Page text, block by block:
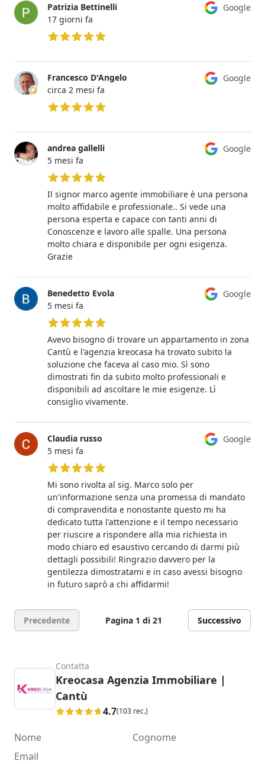
Google
Patrizia Bettinelli
17 giorni fa
Google
Francesco D'Angelo
circa 2 mesi fa
Google
andrea gallelli
5 mesi fa
5 su 5 stelle
Il signor marco agente immobiliare è una persona
molto affidabile e professionale.. Si vede una
persona esperta e capace con tanti anni di
Conoscenze e lavoro alle spalle. Una persona
molto chiara e disponibile per ogni esigenza.
Grazie
Google
Benedetto Evola
5 mesi fa
5 su 5 stelle
Avevo bisogno di trovare un appartamento in zona
Cantù e l'agenzia kreocasa ha trovato subito la
soluzione che faceva al caso mio. Sì sono
dimostrati fin da subito molto professionali e
disponibili ad ascoltare le mie esigenze. Lì
consiglio vivamente.
Google
Claudia russo
5 mesi fa
5 su 5 stelle
Mi sono rivolta al sig. Marco solo per
un'informazione senza una promessa di mandato
di compravendita e nonostante questo mi ha
dedicato tutta l'attenzione e il tempo necessario
per riuscire a rispondere alla mia richiesta in
modo chiaro ed esaustivo cercando di darmi più
dettagli possibili! Ringrazio davvero per la
gentilezza dimostratami e in caso avessi bisogno
in futuro saprò a chi affidarmi!
Precedente Pagina 1 di 21 Successivo
Contatta
Kreocasa Agenzia Immobiliare |
Cantù
4.7(103 rec.)